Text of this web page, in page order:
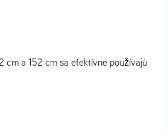
cm a 152 cm sa efektívne používajú